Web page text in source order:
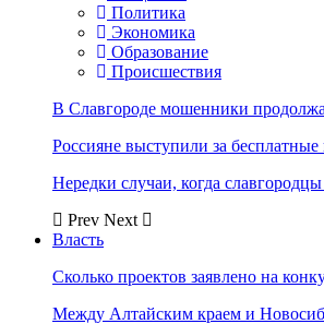
Политика
Экономика
Образование
Происшествия
В Славгороде мошенники
Россияне выступили за
Нередки случаи, когда
Prev Next
Власть
Сколько проектов заявлено на
Между Алтайским краем и